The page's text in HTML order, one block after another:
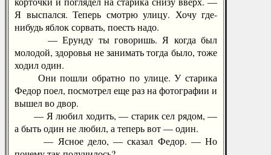
Я выспался. Теперь смотрю улицу. Хочу где-
нибудь яблок сорвать, поесть надо.
— Ерунду ты говоришь. Я когда был
молодой, здоровья не занимать тогда было, тоже
ходил один.
Они пошли обратно по улице. У старика
Федор поел, посмотрел еще раз на фотографии и
вышел во двор.
— Я любил ходить, — старик сел рядом, —
а быть один не любил, а теперь вот — один.
— Ясное дело, — сказал Федор. — Но